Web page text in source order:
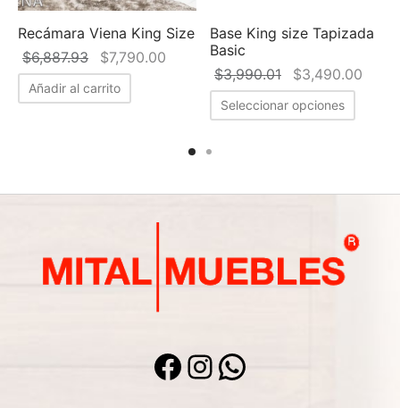
de
Recámara Viena King Size
$6,887.93
El precio
original
era:
$7,790.00
El precio
actual es:
$7,790.00.
Añadir al carrito
Base King size Tapizada
Basic
$3,990.01
El precio
original
era:
$3,490.00
Seleccionar opciones
Facebook Instagram